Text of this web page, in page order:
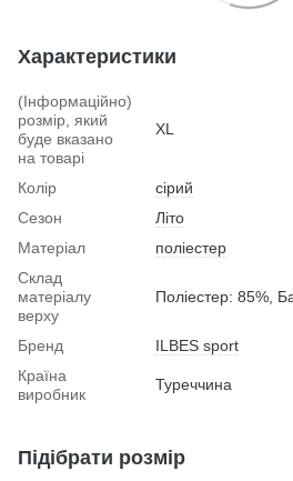
Характеристики
(Інформаційно)
розмір, який
буде вказано
на товарі
XL
Колір
сірий
Сезон
Літо
Матеріал
поліестер
Склад
матеріалу
верху
Поліестер: 85%,
Бренд
ILBES sport
Країна
виробник
Туреччина
Підібрати розмір